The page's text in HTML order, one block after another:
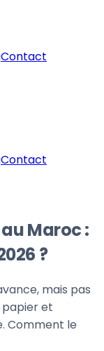
Contact
Contact
Maroc :
?
mais pas
papier et
Comment le